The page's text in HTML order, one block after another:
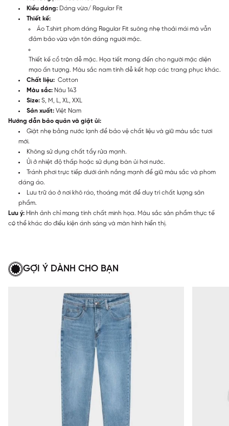
Kiểu dáng: Dáng vừa/ Regular Fit
Thiết kế:
Áo T.shirt phom dáng Regular Fit suông nhẹ thoải mái mà vẫn
đảm bảo vừa vặn tôn dáng người mặc.
Thiết kế cổ tròn dễ mặc. Họa tiết mang đến cho người mặc diện
mạo ấn tượng. Màu sắc nam tính dễ kết hợp các trang phục khác.
Chất liệu: Cotton
Màu sắc: Nâu 143
Size: S, M, L, XL, XXL
Sản xuất: Việt Nam
Hướng dẫn bảo quản và giặt ủi:
Giặt nhẹ bằng nước lạnh để bảo vệ chất liệu và giữ màu sắc tươi
mới.
Không sử dụng chất tẩy rửa mạnh.
Ủi ở nhiệt độ thấp hoặc sử dụng bàn ủi hơi nước.
Tránh phơi trực tiếp dưới ánh nắng mạnh để giữ màu sắc và phom
dáng áo.
Lưu trữ áo ở nơi khô ráo, thoáng mát để duy trì chất lượng sản
phẩm.
Lưu ý: Hình ảnh chỉ mang tính chất minh họa. Màu sắc sản phẩm thực tế
có thể khác do điều kiện ánh sáng và màn hình hiển thị.
GỢI Ý DÀNH CHO BẠN